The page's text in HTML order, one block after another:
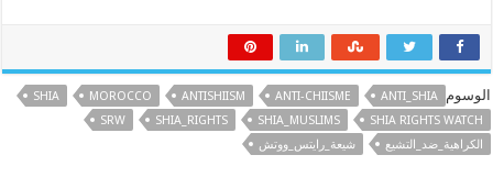
الوسوم ANTI_SHIA
ANTI-CHIISME
ANTISHIISM
MOROCCO
SHIA
SHIA RIGHTS WATCH
SHIA_MUSLIMS
SHIA_RIGHTS
SRW
الكراهية_ضد_التشيع
شيعة_رايتس_ووتش